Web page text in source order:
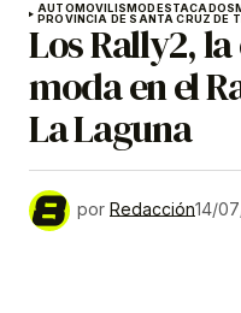
AUTOMOVILISMODESTACADOS
PROVINCIA DE SANTA CRUZ DE
Los Rally2,
moda en el
La Laguna
por Redacción14/